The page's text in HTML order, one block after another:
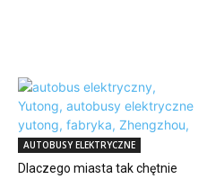
AUTOBUSY ELEKTRYCZNE
Dlaczego miasta tak chętnie